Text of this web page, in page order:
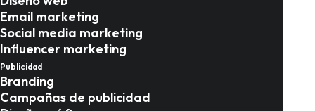
Email marketing
Social media marketing
Influencer marketing
Publicidad
Branding
Campañas de publicidad09/01/2026